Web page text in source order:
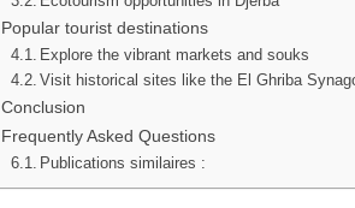
Popular tourist destinations
Explore the vibrant markets and souks
Visit historical sites like the El Ghriba
Conclusion
Frequently Asked Questions
Publications similaires :